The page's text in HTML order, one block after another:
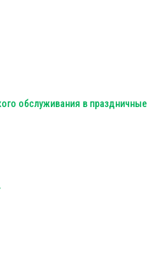
обслуживания в праздничные